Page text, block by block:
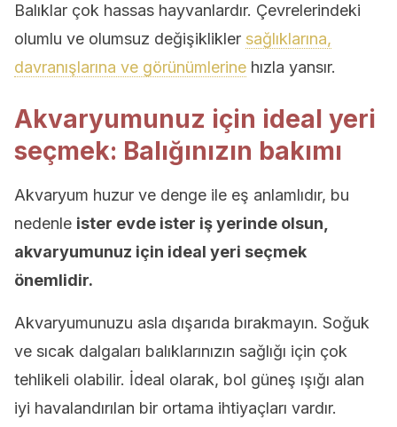
Balıklar çok hassas hayvanlardır. Çevrelerindeki
olumlu ve olumsuz değişiklikler sağlıklarına,
davranışlarına ve görünümlerine hızla yansır.
Akvaryumunuz için ideal yeri
seçmek: Balığınızın bakımı
Akvaryum huzur ve denge ile eş anlamlıdır, bu
nedenle ister evde ister iş yerinde olsun,
akvaryumunuz için ideal yeri seçmek
önemlidir.
Akvaryumunuzu asla dışarıda bırakmayın. Soğuk
ve sıcak dalgaları balıklarınızın sağlığı için çok
tehlikeli olabilir. İdeal olarak, bol güneş ışığı alan
iyi havalandırılan bir ortama ihtiyaçları vardır.